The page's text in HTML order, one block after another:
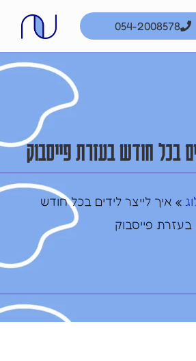
054-2008578
בכל חודש בעזרת פייסבוק
» איך לייצר לידים בכל חודש
בעזרת פייסבוק